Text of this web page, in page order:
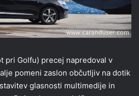
pri Golfu) precej napredoval v
pomeni zaslon občutljiv na dotik
glasnosti multimedije in